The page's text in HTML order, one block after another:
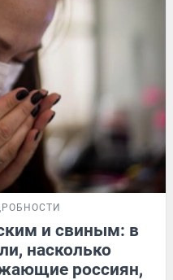
и свиным: в
насколько
россиян,